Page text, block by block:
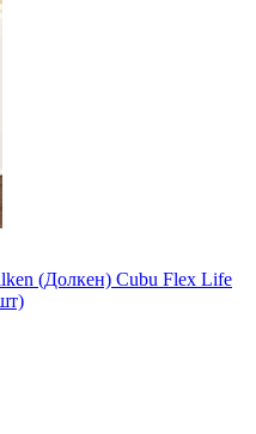
(Долкен) Cubu Flex Life